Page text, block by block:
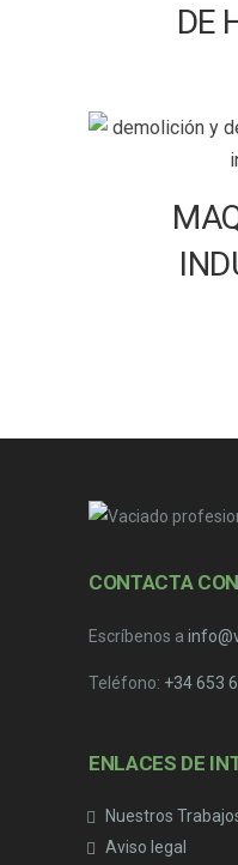
DE
CONTACTA
Escríbenos a
Teléfono: +34 653
ENLACES DE
Nuestros
Aviso legal